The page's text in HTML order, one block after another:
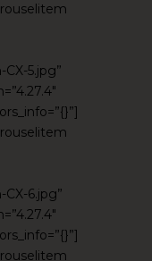
5.jpg”
6.jpg”